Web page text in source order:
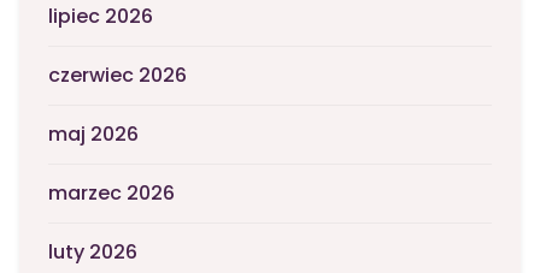
lipiec 2026
czerwiec 2026
maj 2026
marzec 2026
luty 2026